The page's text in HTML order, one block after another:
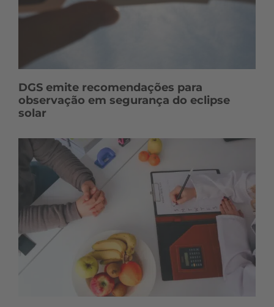
DGS emite recomendações para
observação em segurança do eclipse
solar